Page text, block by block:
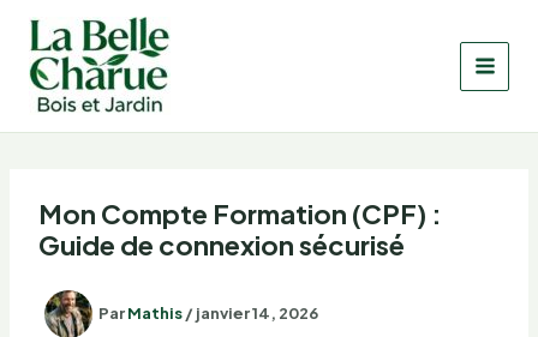
contenu
Mon Compte Formation (CPF) :
Guide de connexion sécurisé
ParMathis/janvier 14, 2026